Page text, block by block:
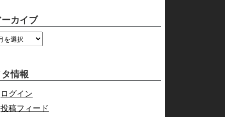
カイブ
情報
ログイン
投稿フィード